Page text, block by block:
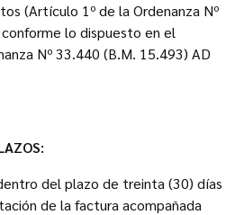
(Artículo 1º de la Ordenanza Nº
lo dispuesto en el
Nº 33.440 (B.M. 15.493) AD
del plazo de treinta (30) días
de la factura acompañada